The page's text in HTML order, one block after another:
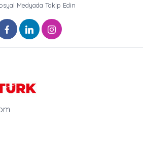
Medyada Takip Edin